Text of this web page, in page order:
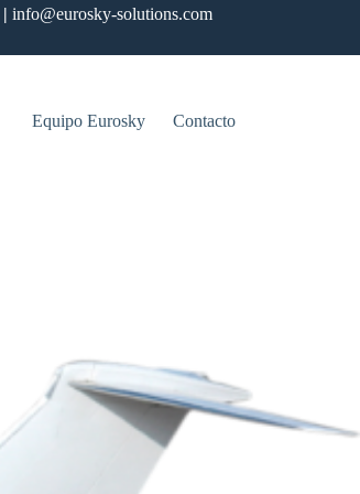
| info@eurosky-solutions.com
Equipo Eurosky Contacto